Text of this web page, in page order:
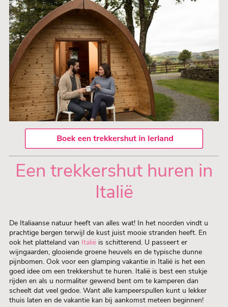
Een trekkershut huren in
Italië
De Italiaanse natuur heeft van alles wat! In het noorden vindt u
prachtige bergen terwijl de kust juist mooie stranden heeft. En
ook het platteland van Italië is schitterend. U passeert er
wijngaarden, glooiende groene heuvels en de typische dunne
pijnbomen. Ook voor een glamping vakantie in Italië is het een
goed idee om een trekkershut te huren. Italië is best een stukje
rijden en als u normaliter gewend bent om te kamperen dan
scheelt dat veel gedoe. Want alle kampeerspullen kunt u lekker
thuis laten en de vakantie kan bij aankomst meteen beginnen!